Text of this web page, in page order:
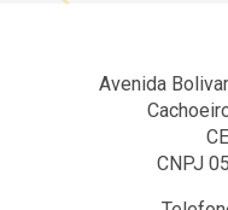
Avenida
CNPJ